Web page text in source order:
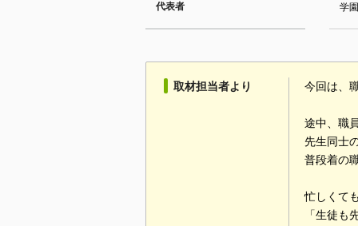
代表者 学
取材担当者より 今回は、
途中、職
先生同士
普段着の
忙しくて
「生徒も